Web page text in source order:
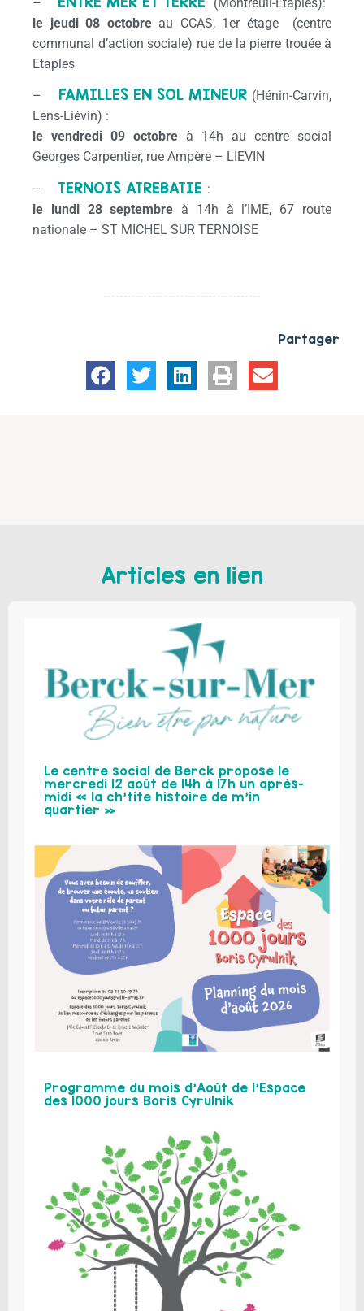
le jeudi 08 octobreau CCAS, 1er étage (centre
communal d’action sociale) rue de la pierre trouée à
Etaples
– FAMILLES EN SOL MINEUR (Hénin-Carvin,
Lens-Liévin) :
le vendredi 09 octobre à 14h au centre social
Georges Carpentier, rue Ampère – LIEVIN
– TERNOIS ATREBATIE :
le lundi 28 septembre à 14h à l’IME, 67 route
nationale – ST MICHEL SUR TERNOISE
Partager
Articles en lien
Le centre social de Berck propose le
mercredi 12 août de 14h à 17h un après-
midi « la ch’tite histoire de m’in
quartier »
Programme du mois d’Août de l’Espace
des 1000 jours Boris Cyrulnik